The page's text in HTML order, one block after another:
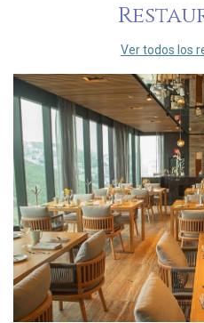
Ver todos los